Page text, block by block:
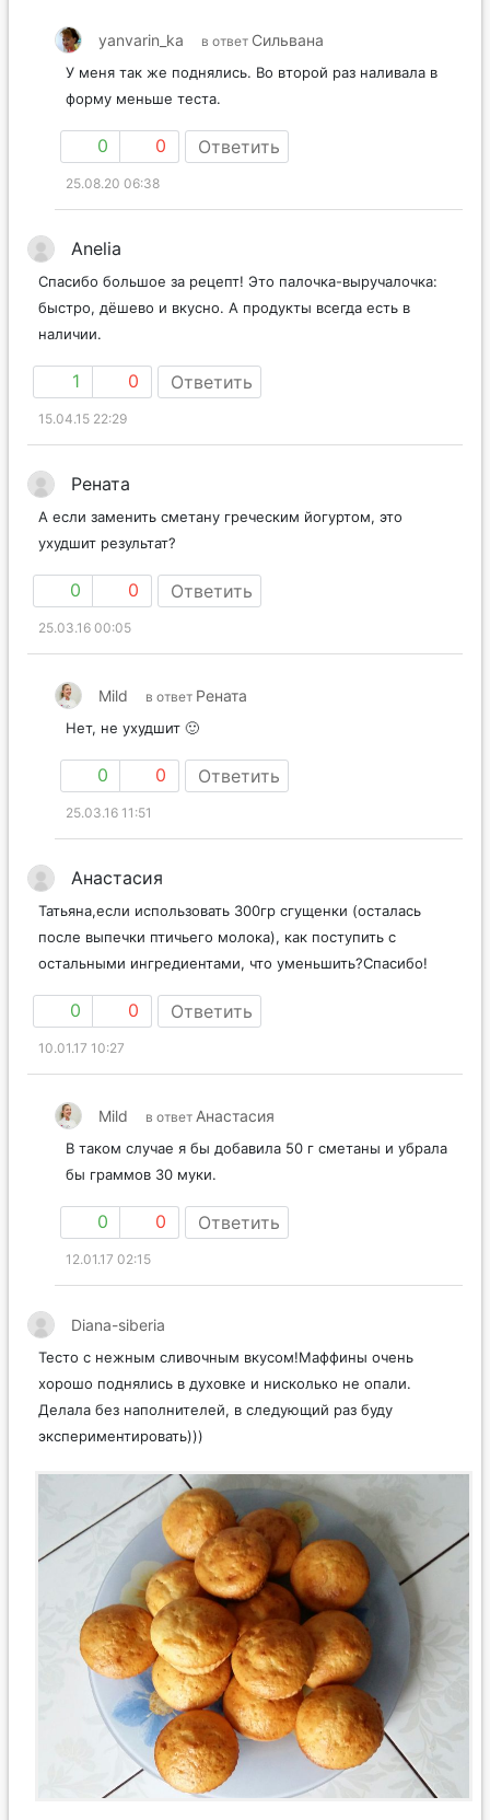
yanvarin_ka в ответ Сильвана
У меня так же поднялись. Во второй раз наливала в
форму меньше теста.
0 0 Ответить
25.08.20 06:38
Anelia
Спасибо большое за рецепт! Это палочка-выручалочка:
быстро, дёшево и вкусно. А продукты всегда есть в
наличии.
1 0 Ответить
15.04.15 22:29
Рената
А если заменить сметану греческим йогуртом, это
ухудшит результат?
0 0 Ответить
25.03.16 00:05
Mild в ответ Рената
Нет, не ухудшит 🙂
0 0 Ответить
25.03.16 11:51
Анастасия
Татьяна,если использовать 300гр сгущенки (осталась
после выпечки птичьего молока), как поступить с
остальными ингредиентами, что уменьшить?Спасибо!
0 0 Ответить
10.01.17 10:27
Mild в ответ Анастасия
В таком случае я бы добавила 50 г сметаны и убрала
бы граммов 30 муки.
0 0 Ответить
12.01.17 02:15
Diana-siberia
Тесто с нежным сливочным вкусом!Маффины очень
хорошо поднялись в духовке и нисколько не опали.
Делала без наполнителей, в следующий раз буду
экспериментировать)))